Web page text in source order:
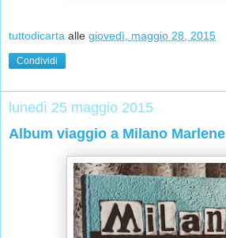
tuttodicarta alle giovedì, maggio 28, 2015
Condividi
lunedì 25 maggio 2015
Album viaggio a Milano Marlene